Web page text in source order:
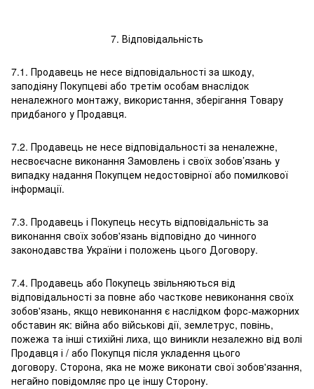
7. Відповідальність
7.1. Продавець не несе відповідальності за шкоду,
заподіяну Покупцеві або третім особам внаслідок
неналежного монтажу, використання, зберігання Товару
придбаного у Продавця.
7.2. Продавець не несе відповідальності за неналежне,
несвоєчасне виконання Замовлень і своїх зобов’язань у
випадку надання Покупцем недостовірної або помилкової
інформації.
7.3. Продавець і Покупець несуть відповідальність за
виконання своїх зобов'язань відповідно до чинного
законодавства України і положень цього Договору.
7.4. Продавець або Покупець звільняються від
відповідальності за повне або часткове невиконання своїх
зобов'язань, якщо невиконання є наслідком форс-мажорних
обставин як: війна або військові дії, землетрус, повінь,
пожежа та інші стихійні лиха, що виникли незалежно від волі
Продавця і / або Покупця після укладення цього
договору. Сторона, яка не може виконати свої зобов'язання,
негайно повідомляє про це іншу Сторону.